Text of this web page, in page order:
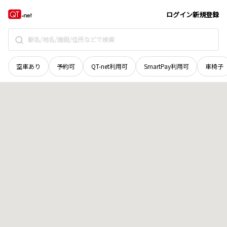
ログイン新規登録
空車あり 予約可 QT-net利用可 SmartPay利用可 車椅子
岡山県